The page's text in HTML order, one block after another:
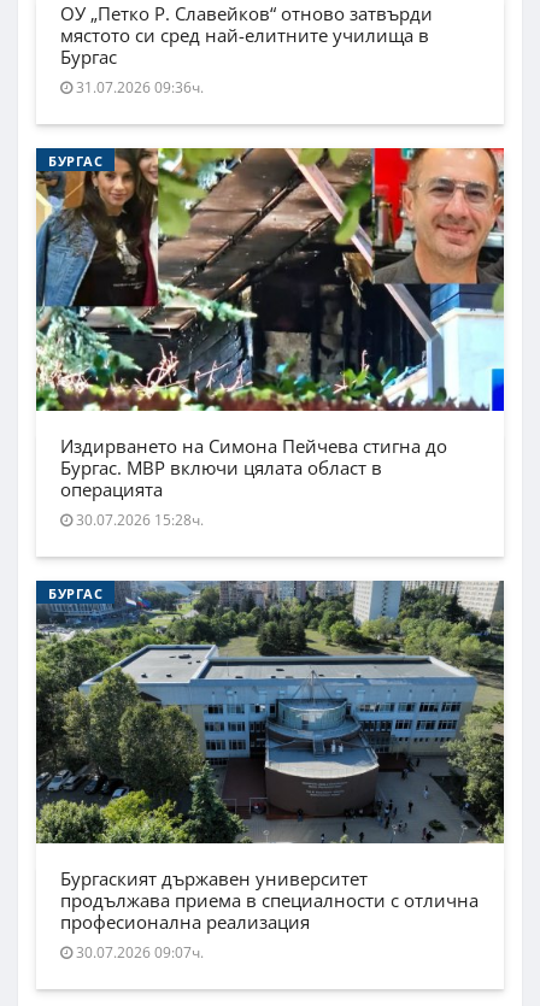
ОУ „Петко Р. Славейков“ отново затвърди
мястото си сред най-елитните училища в
Бургас
31.07.2026 09:36ч.
БУРГАС
Издирването на Симона Пейчева стигна до
Бургас. МВР включи цялата област в
операцията
30.07.2026 15:28ч.
БУРГАС
Бургаският държавен университет
продължава приема в специалности с отлична
професионална реализация
30.07.2026 09:07ч.